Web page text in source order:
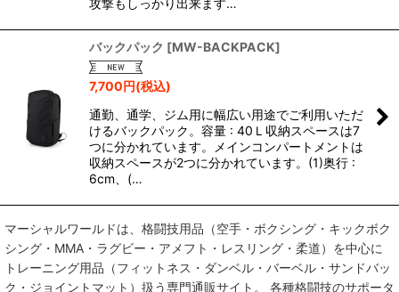
攻撃もしっかり出来ます…
バックパック [MW-BACKPACK]
7,700円(税込)
通勤、通学、ジム用に幅広い用途でご利用いただ
けるバックパック。容量 : 40Ｌ収納スペースは7
つに分かれています。メインコンパートメントは
収納スペースが2つに分かれています。(1)奥行 :
6cm、(…
マーシャルワールドは、格闘技用品（空手・ボクシング・キックボク
シング・MMA・ラグビー・アメフト・レスリング・柔道）を中心に
トレーニング用品（フィットネス・ダンベル・バーベル・サンドバッ
ク・ジョイントマット）扱う専門通販サイト。 各種格闘技のサポータ